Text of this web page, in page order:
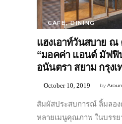
CAFE,DINING
แฮงเอาท์วันสบาย ณ
“มอคค่า แอนด์ มัฟฟิ
อนันตรา สยาม กรุงเ
by
October 10, 2019
สัมผัสประสบการณ์ ลิ้มลอ
หลายเมนูคุณภาพ ในบรร